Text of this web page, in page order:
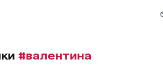
#валентина